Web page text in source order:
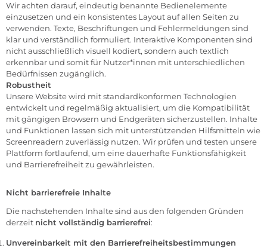
Wir achten darauf, eindeutig benannte Bedienelemente
einzusetzen und ein konsistentes Layout auf allen Seiten zu
verwenden. Texte, Beschriftungen und Fehlermeldungen sind
klar und verständlich formuliert. Interaktive Komponenten sind
nicht ausschließlich visuell kodiert, sondern auch textlich
erkennbar und somit für Nutzer*innen mit unterschiedlichen
Bedürfnissen zugänglich.
Robustheit
Unsere Website wird mit standardkonformen Technologien
entwickelt und regelmäßig aktualisiert, um die Kompatibilität
mit gängigen Browsern und Endgeräten sicherzustellen. Inhalte
und Funktionen lassen sich mit unterstützenden Hilfsmitteln wie
Screenreadern zuverlässig nutzen. Wir prüfen und testen unsere
Plattform fortlaufend, um eine dauerhafte Funktionsfähigkeit
und Barrierefreiheit zu gewährleisten.
Nicht barrierefreie Inhalte
Die nachstehenden Inhalte sind aus den folgenden Gründen
derzeit nicht vollständig barrierefrei:
Unvereinbarkeit mit den Barrierefreiheitsbestimmungen